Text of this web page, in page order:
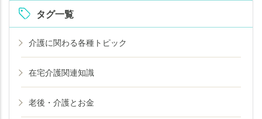
タグ一覧
介護に関わる各種トピック
在宅介護関連知識
老後・介護とお金